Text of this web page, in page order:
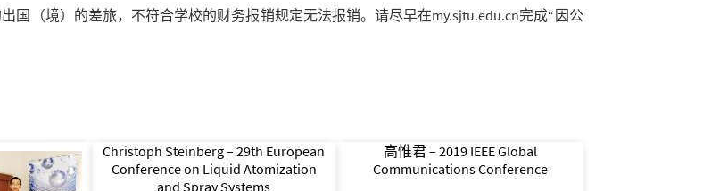
国（境）的差旅，不符合学校的财务报销规定无法报销。请尽早在my.sjtu.edu.cn完成“因公
Christoph Steinberg – 29th European
Conference on Liquid Atomization
and Spray Systems
高惟君 – 2019 IEEE Global
Communications Conference